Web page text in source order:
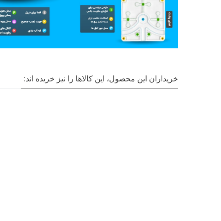
خریداران این محصول، این کالاها را نیز خریده اند: